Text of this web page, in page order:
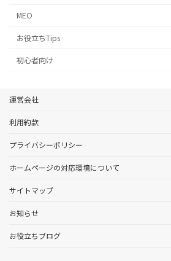
MEO
お役立ちTips
初心者向け
運営会社
利用約款
プライバシーポリシー
ホームページの対応環境について
サイトマップ
お知らせ
お役立ちブログ